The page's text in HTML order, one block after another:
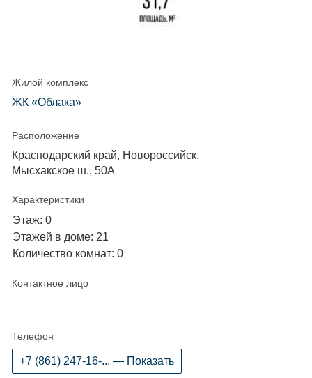
Жилой комплекс
ЖК «Облака»
Расположение
Краснодарский край, Новороссийск,
Мысхакское ш., 50А
Характеристики
Этаж: 0
Этажей в доме: 21
Количество комнат: 0
Контактное лицо
Телефон
+7 (861) 247-16-... — Показать